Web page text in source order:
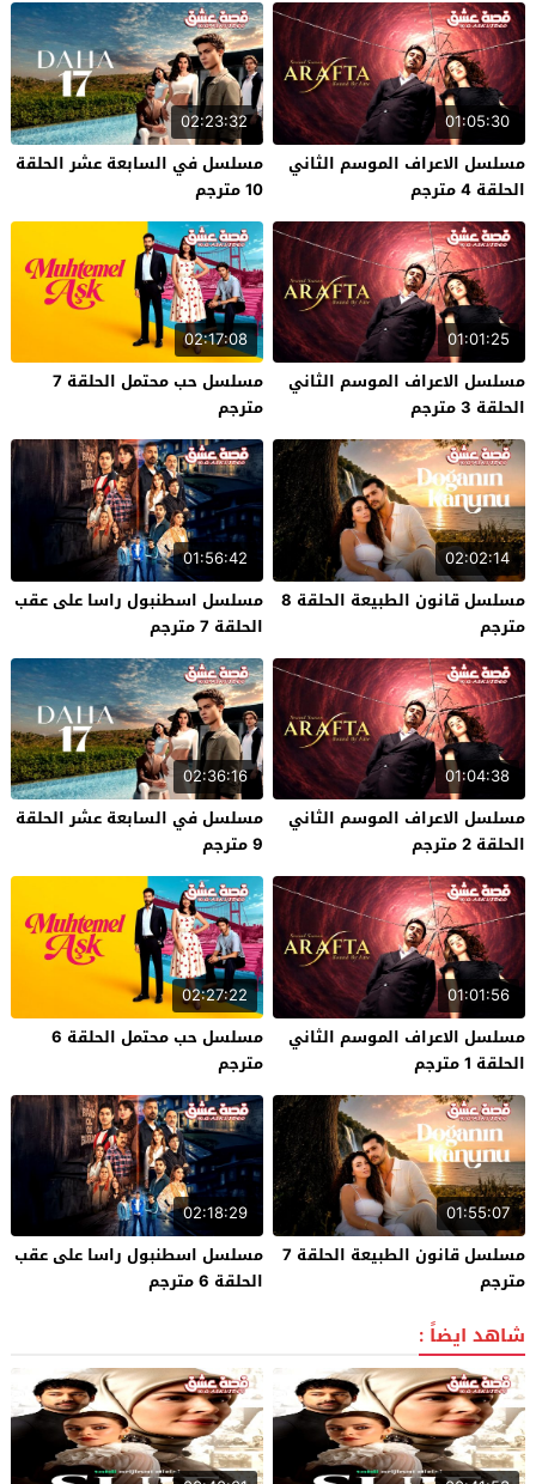
01:05:30
مسلسل الاعراف الموسم الثاني
الحلقة 4 مترجم
02:23:32
مسلسل في السابعة عشر الحلقة
10 مترجم
01:01:25
مسلسل الاعراف الموسم الثاني
الحلقة 3 مترجم
02:17:08
مسلسل حب محتمل الحلقة 7
مترجم
02:02:14
مسلسل قانون الطبيعة الحلقة 8
مترجم
01:56:42
مسلسل اسطنبول راسا على عقب
الحلقة 7 مترجم
01:04:38
مسلسل الاعراف الموسم الثاني
الحلقة 2 مترجم
02:36:16
مسلسل في السابعة عشر الحلقة
9 مترجم
01:01:56
مسلسل الاعراف الموسم الثاني
الحلقة 1 مترجم
02:27:22
مسلسل حب محتمل الحلقة 6
مترجم
01:55:07
مسلسل قانون الطبيعة الحلقة 7
مترجم
02:18:29
مسلسل اسطنبول راسا على عقب
الحلقة 6 مترجم
شاهد ايضاً :